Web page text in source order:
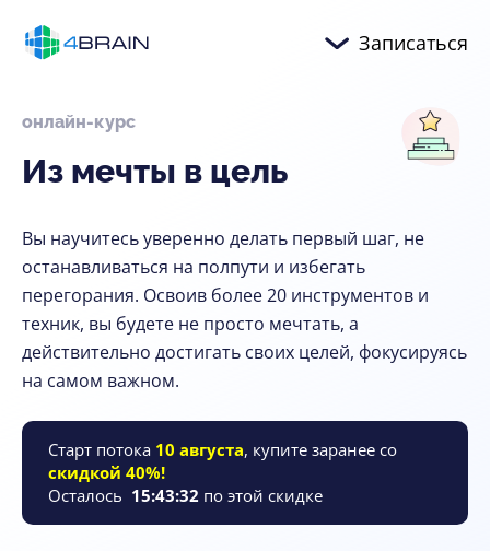
Записаться
онлайн-курс
Из мечты в цель
Вы научитесь уверенно делать первый шаг, не
останавливаться на полпути и избегать
перегорания. Освоив более 20 инструментов и
техник, вы будете не просто мечтать, а
действительно достигать своих целей, фокусируясь
на самом важном.
Старт потока 10 августа, купите заранее со
скидкой 40%!
Осталось 15:43:31 по этой скидке